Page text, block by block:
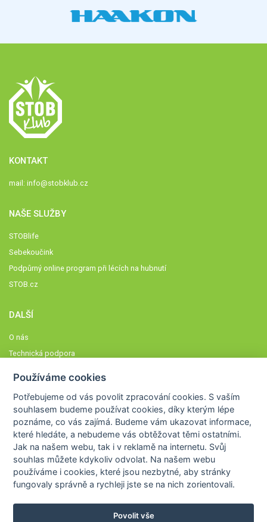
KONTAKT
mail: info@stobklub.cz
NAŠE SLUŽBY
STOBlife
Sebekoučink
Podpůrný online program při lécích na hubnutí
STOB.cz
DALŠÍ
O nás
Technická podpora
Členové STOBklubu
Zásady nakládání s osobními údaji
Otestujte se
Spočítejte si
Výzva 52
Používáme cookies
Potřebujeme od vás povolit zpracování cookies. S vaším
souhlasem budeme používat cookies, díky kterým lépe
poznáme,co vás zajímá. Budeme vám ukazovat informace,
které hledáte, a nebudeme vás obtěžovat těmi ostatními.
Jak na našem webu, tak i v reklamě na internetu. Svůj
souhlas můžete kdykoliv odvolat. Na našem webu
používáme i cookies, které jsou nezbytné, aby stránky
fungovaly správně a rychleji jste se na nich zorientovali.
Povolit vše